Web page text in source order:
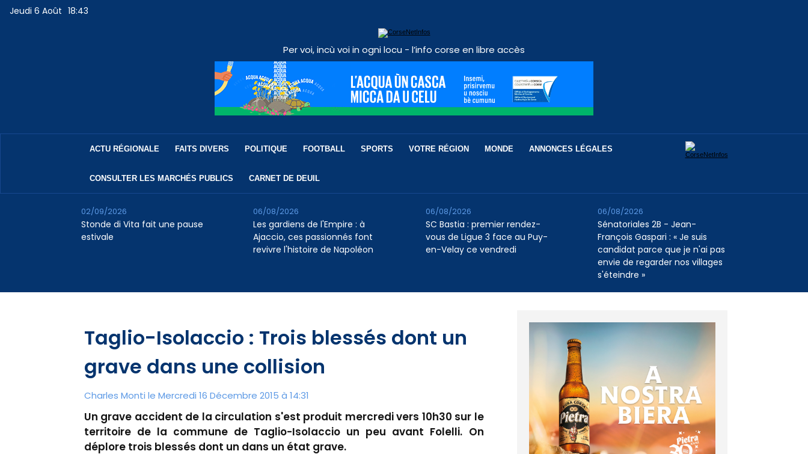
Jeudi 6 Août 18:43
Per voi, incù voi in ogni locu - l’info corse en libre accès
ACTU RÉGIONALE FAITS DIVERS POLITIQUE FOOTBALL SPORTS VOTRE RÉGION MONDE ANNONCES LÉGALES
CONSULTER LES MARCHÉS PUBLICS CARNET DE DEUIL
Stonde di Vita fait une pause
estivale
02/09/2026
Les gardiens de l'Empire : à
Ajaccio, ces passionnés font
revivre l'histoire de Napoléon
06/08/2026
SC Bastia : premier rendez-
vous de Ligue 3 face au Puy-
en-Velay ce vendredi
06/08/2026
Sénatoriales 2B - Jean-
François Gaspari : « Je suis
candidat parce que je n'ai pas
envie de regarder nos villages
s'éteindre »
06/08/2026
Taglio-Isolaccio : Trois blessés dont un
grave dans une collision
Charles Monti le Mercredi 16 Décembre 2015 à 14:31
Un grave accident de la circulation s'est produit mercredi vers 10h30 sur le
territoire de la commune de Taglio-Isolaccio un peu avant Folelli. On
déplore trois blessés dont un dans un état grave.